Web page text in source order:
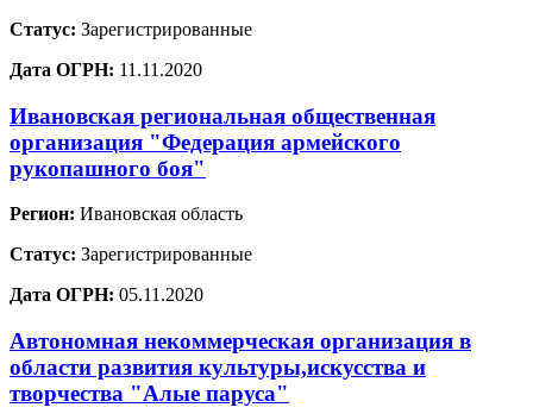
Статус: Зарегистрированные
Дата ОГРН: 11.11.2020
Ивановская региональная общественная
организация "Федерация армейского
рукопашного боя"
Регион: Ивановская область
Статус: Зарегистрированные
Дата ОГРН: 05.11.2020
Автономная некоммерческая организация в
области развития культуры,искусства и
творчества "Алые паруса"